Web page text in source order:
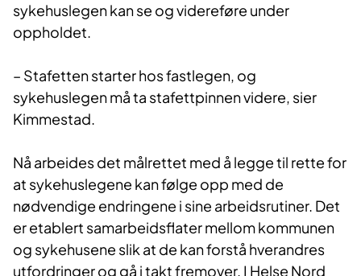
sykehuslegen kan se og videreføre under
oppholdet.
– Stafetten starter hos fastlegen, og
sykehuslegen må ta stafettpinnen videre, sier
Kimmestad.
Nå arbeides det målrettet med å legge til rette for
at sykehuslegene kan følge opp med de
nødvendige endringene i sine arbeidsrutiner. Det
er etablert samarbeidsflater mellom kommunen
og sykehusene slik at de kan forstå hverandres
utfordringer og gå i takt fremover. I Helse Nord